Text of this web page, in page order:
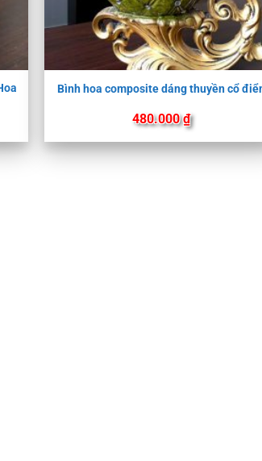
Bình hoa composite dáng thuyền cổ
480.000₫